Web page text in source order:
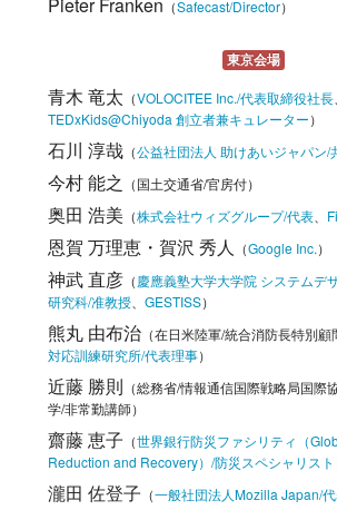
（Safecast/Director）
東京会場
青木 竜太 （VOLOCITEE Inc./代表取締役社長、
TEDxKids@Chiyoda 創立者兼キュレーター）
石川 淳哉（公益社団法人 助けあいジャパン/
今村 能之 （国土交通省/官房付）
奥田 浩美 （株式会社ウィズグループ/代表、
恩賀 万理恵・賀沢 秀人 （Google Inc.）
神武 直彦（慶應義塾大学大学院 システムデ
研究科/准教授、 GESTISS）
熊丸 由布治（在日米陸軍/統合消防長特別顧
対応訓練研究所/代表理事）
近藤 勝則 （総務省/情報通信国際戦略局国際
学/非常勤講師）
齋藤 恵子 （世界銀行防災ファシリティ（
Reduction and Recovery）/防災スペシャリスト
瀧田 佐登子 （一般社団法人Mozilla Japan/